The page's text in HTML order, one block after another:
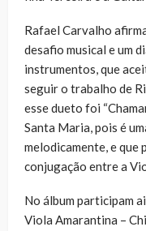
Rafael Carvalho
desafio musical e um
instrumentos, que
seguir o trabalho de
esse dueto foi
Santa Maria, pois é
melodicamente, e
conjugação entre a
No álbum participam
Viola Amarantina –